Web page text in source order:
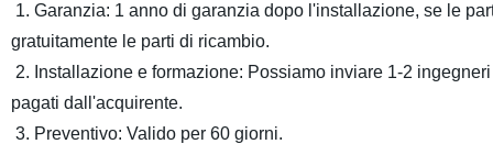
1. Garanzia: 1 anno di garanzia dopo l'installazione, se le
gratuitamente le parti di ricambio.
2. Installazione e formazione: Possiamo inviare 1-2
pagati dall'acquirente.
3. Preventivo: Valido per 60 giorni.